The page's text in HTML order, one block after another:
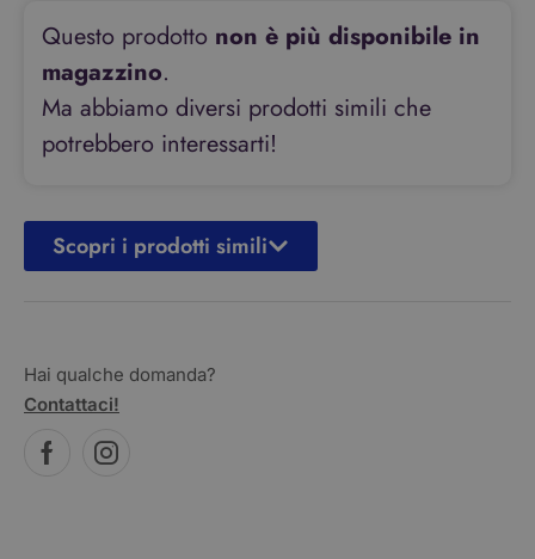
Questo prodotto non è più disponibile in
magazzino.
Ma abbiamo diversi prodotti simili che
potrebbero interessarti!
Scopri i prodotti simili
Hai qualche domanda?
Contattaci!